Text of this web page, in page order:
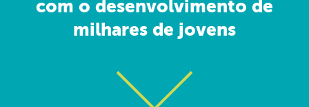
com o desenvolvimento de
milhares de jovens